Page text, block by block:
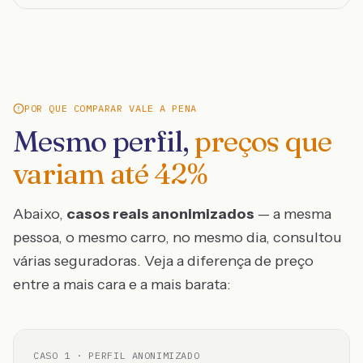
POR QUE COMPARAR VALE A PENA
Mesmo perfil, preços que
variam até42%
Abaixo, casos reais anonimizados — a mesma
pessoa, o mesmo carro, no mesmo dia, consultou
várias seguradoras. Veja a diferença de preço
entre a mais cara e a mais barata:
CASO 1 · PERFIL ANONIMIZADO